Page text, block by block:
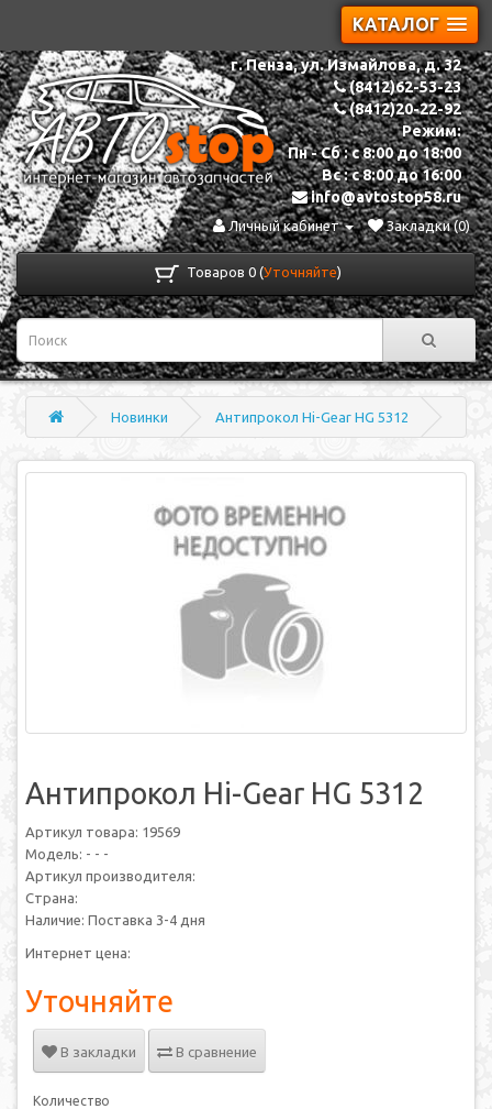
КАТАЛОГ
г. Пенза, ул. Измайлова, д. 32
(8412)62-53-23
(8412)20-22-92
Режим:
Пн - Сб : с 8:00 до 18:00
Вс : с 8:00 до 16:00
info@avtostop58.ru
Личный кабинет Закладки (0)
Товаров 0 (Уточняйте)
Новинки Антипрокол Hi-Gear HG 5312
Антипрокол Hi-Gear HG 5312
Артикул товара: 19569
Модель: - - -
Артикул производителя:
Страна:
Наличие: Поставка 3-4 дня
Интернет цена:
Уточняйте
В закладки В сравнение
Количество